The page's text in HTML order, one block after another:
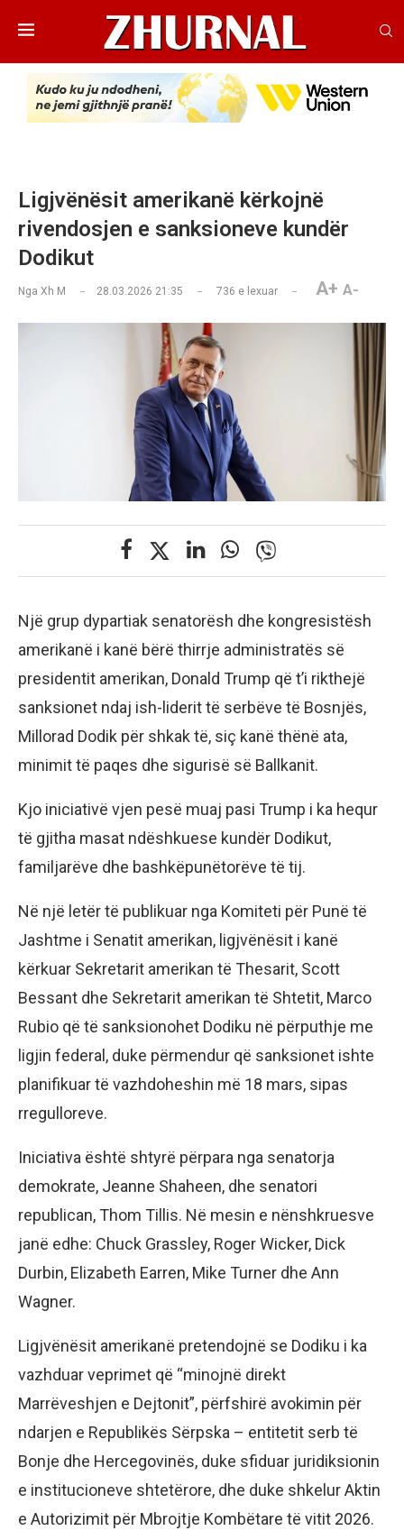
Ligjvënësit amerikanë kërkojnë
rivendosjen e sanksioneve kundër
Dodikut
Nga Xh M 28.03.2026 21:35 736 e lexuar A+ A-
Një grup dypartiak senatorësh dhe kongresistësh
amerikanë i kanë bërë thirrje administratës së
presidentit amerikan, Donald Trump që t’i rikthejë
sanksionet ndaj ish-liderit të serbëve të Bosnjës,
Millorad Dodik për shkak të, siç kanë thënë ata,
minimit të paqes dhe sigurisë së Ballkanit.
Kjo iniciativë vjen pesë muaj pasi Trump i ka hequr
të gjitha masat ndëshkuese kundër Dodikut,
familjarëve dhe bashkëpunëtorëve të tij.
Në një letër të publikuar nga Komiteti për Punë të
Jashtme i Senatit amerikan, ligjvënësit i kanë
kërkuar Sekretarit amerikan të Thesarit, Scott
Bessant dhe Sekretarit amerikan të Shtetit, Marco
Rubio që të sanksionohet Dodiku në përputhje me
ligjin federal, duke përmendur që sanksionet ishte
planifikuar të vazhdoheshin më 18 mars, sipas
rregulloreve.
Iniciativa është shtyrë përpara nga senatorja
demokrate, Jeanne Shaheen, dhe senatori
republican, Thom Tillis. Në mesin e nënshkruesve
janë edhe: Chuck Grassley, Roger Wicker, Dick
Durbin, Elizabeth Earren, Mike Turner dhe Ann
Wagner.
Ligjvënësit amerikanë pretendojnë se Dodiku i ka
vazhduar veprimet që “minojnë direkt
Marrëveshjen e Dejtonit”, përfshirë avokimin për
ndarjen e Republikës Sërpska – entitetit serb të
Bonje dhe Hercegovinës, duke sfiduar juridiksionin
e institucioneve shtetërore, dhe duke shkelur Aktin
e Autorizimit për Mbrojtje Kombëtare të vitit 2026.